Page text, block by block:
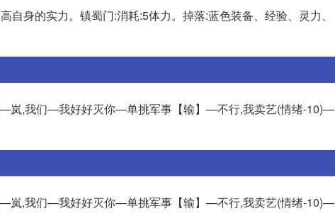
身的实力。镇蜀门:消耗:5体力。掉落:蓝色装备、经验、灵力、
岚,我们—我好好灭你—单挑军事【输】—不行,我卖艺(情绪-10)—
岚,我们—我好好灭你—单挑军事【输】—不行,我卖艺(情绪-10)—